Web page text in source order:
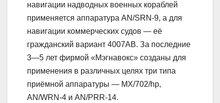
навигации надводных военных кораблей
применяется аппаратура AN/SRN-9, а для
навигации коммерческих судов — её
гражданский вариант 4007АВ. За последние
3—5 лет фирмой «Мэгнавокс» созданы для
применения в различных целях три типа
приёмной аппаратуры — МХ/702/hp,
AN/WRN-4 и AN/PRR-14.